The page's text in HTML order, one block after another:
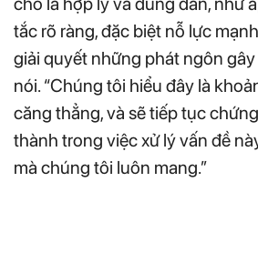
tắc rõ ràng, đặc biệt nỗ lực
giải quyết những phát ngôn gây
nói. “Chúng tôi hiểu đây là
căng thẳng, và sẽ tiếp tục
thành trong việc xử lý vấn đề
mà chúng tôi luôn mang.”